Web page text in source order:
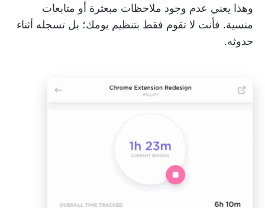
وهذا يعني عدم وجود ملاحظات مبعثرة أو متابعات
منسية. فأنت لا تقوم فقط بتنظيم يومك؛ بل تسجله أثناء
حدوثه.